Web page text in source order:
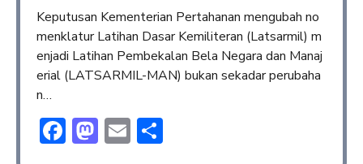
Keputusan Kementerian Pertahanan mengubah no
menklatur Latihan Dasar Kemiliteran (Latsarmil) m
enjadi Latihan Pembekalan Bela Negara dan Manaj
erial (LATSARMIL-MAN) bukan sekadar perubaha
n…
Facebook
Mastodon
Email